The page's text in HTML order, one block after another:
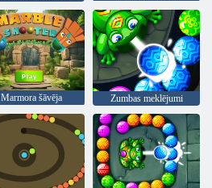
Marmora šāvēja Zumbas meklējumi